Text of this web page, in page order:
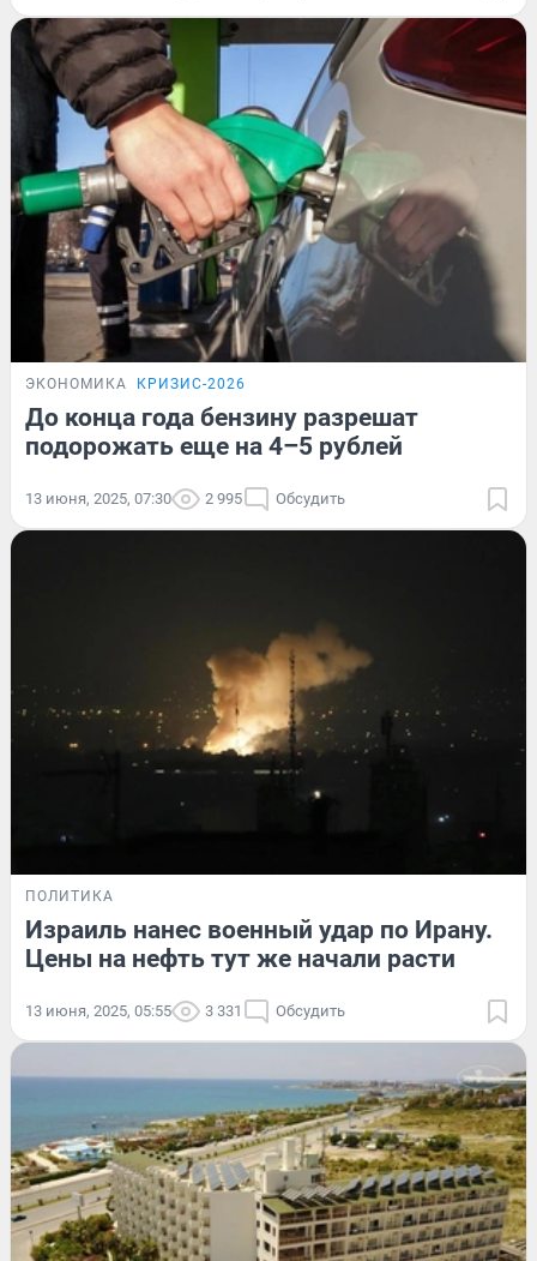
ЭКОНОМИКА КРИЗИС-2026
До конца года бензину разрешат
подорожать еще на 4–5 рублей
13 июня, 2025, 07:30 2 995 Обсудить
ПОЛИТИКА
Израиль нанес военный удар по Ирану.
Цены на нефть тут же начали расти
13 июня, 2025, 05:55 3 331 Обсудить